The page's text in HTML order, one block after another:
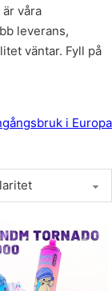
våra
leverans,
väntar. Fyll på
i Europa